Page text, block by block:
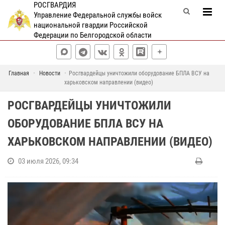
РОСГВАРДИЯ
Управление Федеральной службы войск
национальной гвардии Российской
Федерации по Белгородской области
Главная Новости
Росгвардейцы уничтожили оборудование БПЛА ВСУ на
харьковском направлении (видео)
РОСГВАРДЕЙЦЫ УНИЧТОЖИЛИ
ОБОРУДОВАНИЕ БПЛА ВСУ НА
ХАРЬКОВСКОМ НАПРАВЛЕНИИ (ВИДЕО)
03 июля 2026, 09:34